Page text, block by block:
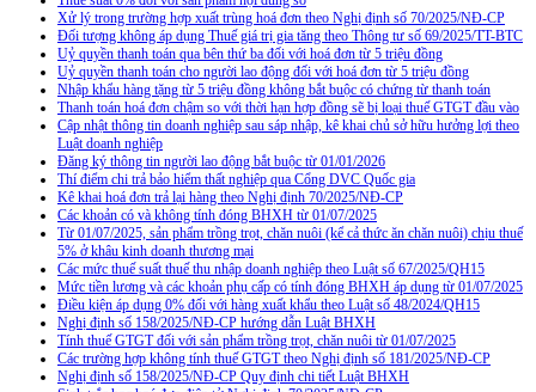
Xử lý trong trường hợp xuất trùng hoá đơn theo Nghị định số 70/2025/NĐ-CP
Đối tượng không áp dụng Thuế giá trị gia tăng theo Thông tư số 69/2025/TT-BTC
Uỷ quyền thanh toán qua bên thứ ba đối với hoá đơn từ 5 triệu đồng
Uỷ quyền thanh toán cho người lao động đối với hoá đơn từ 5 triệu đồng
Nhập khẩu hàng tặng từ 5 triệu đồng không bắt buộc có chứng từ thanh toán
Thanh toán hoá đơn chậm so với thời hạn hợp đồng sẽ bị loại thuế GTGT đầu vào
Cập nhật thông tin doanh nghiệp sau sáp nhập, kê khai chủ sở hữu hưởng lợi theo
Luật doanh nghiệp
Đăng ký thông tin người lao động bắt buộc từ 01/01/2026
Thí điểm chi trả bảo hiểm thất nghiệp qua Cổng DVC Quốc gia
Kê khai hoá đơn trả lại hàng theo Nghị định 70/2025/NĐ-CP
Các khoản có và không tính đóng BHXH từ 01/07/2025
Từ 01/07/2025, sản phẩm trồng trọt, chăn nuôi (kể cả thức ăn chăn nuôi) chịu thuế
5% ở khâu kinh doanh thương mại
Các mức thuế suất thuế thu nhập doanh nghiệp theo Luật số 67/2025/QH15
Mức tiền lương và các khoản phụ cấp có tính đóng BHXH áp dụng từ 01/07/2025
Điều kiện áp dụng 0% đối với hàng xuất khẩu theo Luật số 48/2024/QH15
Nghị định số 158/2025/NĐ-CP hướng dẫn Luật BHXH
Tính thuế GTGT đối với sản phẩm trồng trọt, chăn nuôi từ 01/07/2025
Các trường hợp không tính thuế GTGT theo Nghị định số 181/2025/NĐ-CP
Nghị định số 158/2025/NĐ-CP Quy định chi tiết Luật BHXH